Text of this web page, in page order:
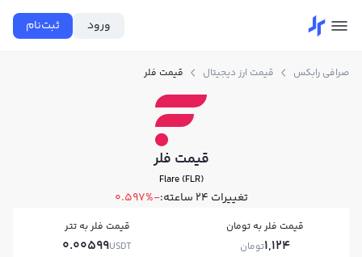
ورود ثبت‌نام
صرافی رابکس قیمت ارز دیجیتال قیمت فلر
قیمت فلر
Flare (FLR)
تغییرات ۲۴ ساعته: -0.597%
قیمت فلر به تومان
1,124تومان
قیمت فلر به تتر
0.00599USDT